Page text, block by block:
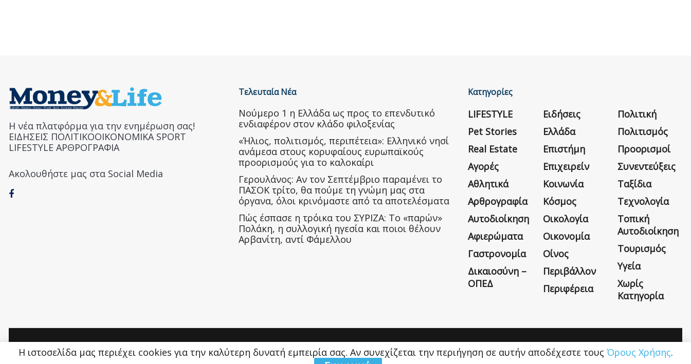
Η νέα πλατφόρμα για την ενημέρωση σας!
ΕΙΔΗΣΕΙΣ ΠΟΛΙΤΙΚΟΟΙΚΟΝΟΜΙΚΑ SPORT
LIFESTYLE ΑΡΘΡΟΓΡΑΦΙΑ
Ακολουθήστε μας στα Social Media
Τελευταία Νέα
Nούμερο 1 η Ελλάδα ως προς το επενδυτικό
ενδιαφέρον στον κλάδο φιλοξενίας
«Ήλιος, πολιτισμός, περιπέτεια»: Ελληνικό νησί
ανάμεσα στους κορυφαίους ευρωπαϊκούς
προορισμούς για το καλοκαίρι
Γερουλάνος: Αν τον Σεπτέμβριο παραμένει το
ΠΑΣΟΚ τρίτο, θα πούμε τη γνώμη μας στα
όργανα, όλοι κρινόμαστε από τα αποτελέσματα
Πώς έσπασε η τρόικα του ΣΥΡΙΖΑ: Το «παρών»
Πολάκη, η συλλογική ηγεσία και ποιοι θέλουν
Αρβανίτη, αντί Φάμελλου
Κατηγορίες
LIFESTYLE
Pet Stories
Real Estate
Αγορές
Αθλητικά
Αρθρογραφία
Αυτοδιοίκηση
Αφιερώματα
Γαστρονομία
Δικαιοσύνη –
ΟΠΕΔ
Ειδήσεις
Ελλάδα
Επιστήμη
Επιχειρείν
Κοινωνία
Κόσμος
Οικολογία
Οικονομία
Οίνος
Περιβάλλον
Περιφέρεια
Πολιτική
Πολιτισμός
Προορισμοί
Συνεντεύξεις
Ταξίδια
Τεχνολογία
Τοπική
Αυτοδιοίκηση
Τουρισμός
Υγεία
Χωρίς
Κατηγορία
Η εταιρεία Όροι Χρήσης Επικοινωνία
Η ιστοσελίδα μας περιέχει cookies για την καλύτερη δυνατή εμπειρία σας. Αν συνεχίζεται την περιήγηση σε αυτήν αποδέχεστε τους Όρους Χρήσης.